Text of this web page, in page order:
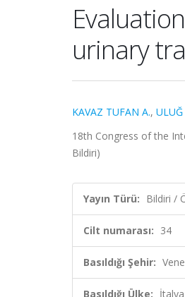
urinary
KAVAZ TUFAN A., ULUĞ
18th Congress of the
Bildiri)
Yayın Türü: Bildiri /
Cilt numarası: 34
Basıldığı Şehir:
Basıldığı Ülke: İtalya